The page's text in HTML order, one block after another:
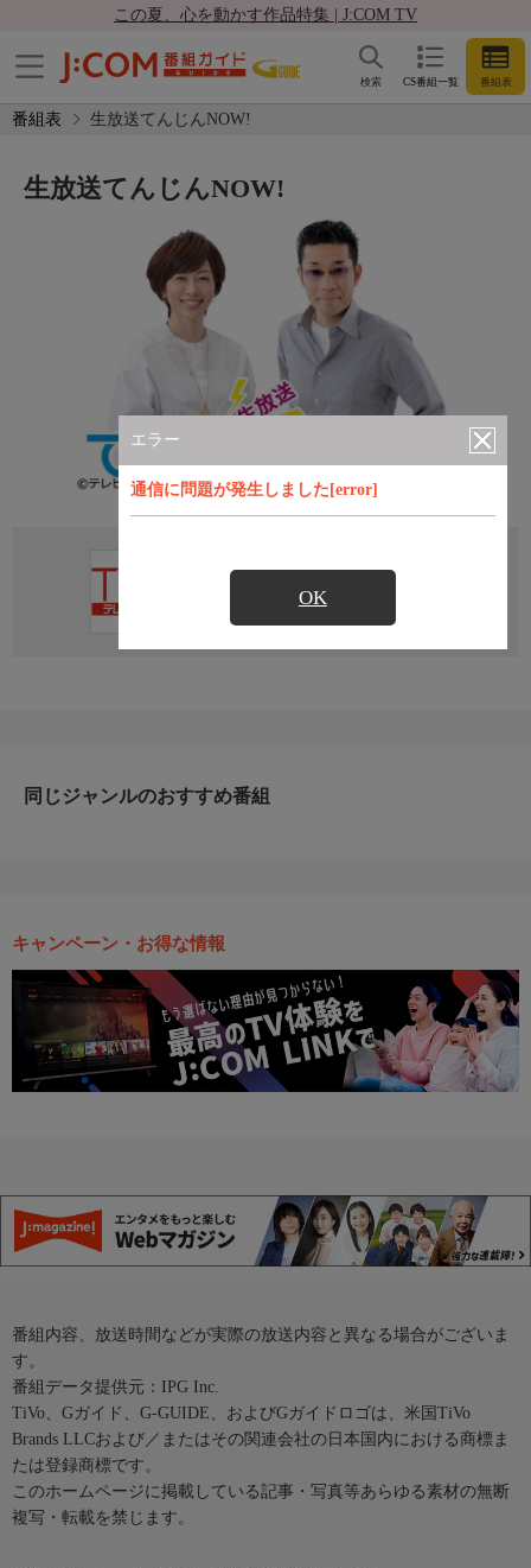
この夏、心を動かす作品特集 | J:COM TV
CS番組一覧 番組表
検索
番組表 生放送てんじんNOW!
エラー
通信に問題が発生しました[error]
OK
生放送てんじんNOW!
直近の放送予定はありません
同じジャンルのおすすめ番組
キャンペーン・お得な情報
番組内容、放送時間などが実際の放送内容と異なる場合がございま
す。
番組データ提供元：IPG Inc.
TiVo、Gガイド、G-GUIDE、およびGガイドロゴは、米国TiVo
Brands LLCおよび／またはその関連会社の日本国内における商標ま
たは登録商標です。
このホームページに掲載している記事・写真等あらゆる素材の無断
複写・転載を禁じます。